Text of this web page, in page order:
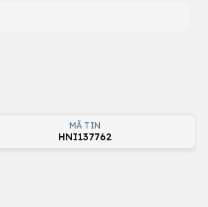
MÃ TIN
HNI137762